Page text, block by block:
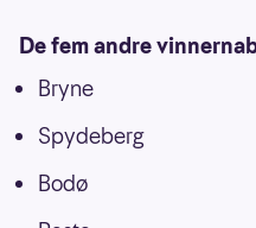
De fem andre
Bryne
Spydeberg
Bodø